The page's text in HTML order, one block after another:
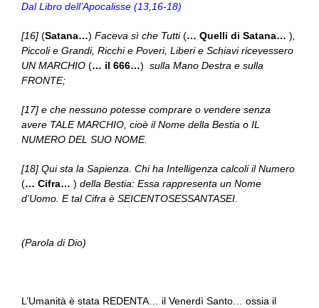
Dal Libro dell’Apocalisse (13,16-18)
[16] (Satana…) Faceva sì che Tutti(… Quelli di Satana… )
Piccoli e Grandi, Ricchi e Poveri, Liberi e Schiavi ricevessero
UN MARCHIO (… il 666…) sulla Mano Destra e sulla
FRONTE;
[17] e che nessuno potesse comprare o vendere senza
avere TALE MARCHIO, cioè il Nome della Bestia o IL
NUMERO DEL SUO NOME.
[18] Qui sta la Sapienza. Chi ha Intelligenza calcoli il Numero
(… Cifra… ) della Bestia: Essa rappresenta un Nome
d’Uomo. E tal Cifra è SEICENTOSESSANTASEI.
(Parola di Dio)
L’Umanità è stata REDENTA… il Venerdì Santo… ossia il